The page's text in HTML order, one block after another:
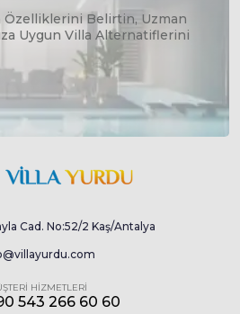
Özelliklerini Belirtin, Uzman
Uygun Villa Alternatiflerini
Cad. No:52/2 Kaş/Antalya
HİZMETLERİ
543 266 60 60